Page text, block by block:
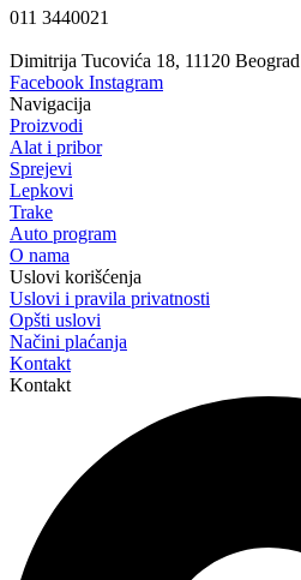
011 3440021
Dimitrija Tucovića 18, 11120 Beograd
Facebook Instagram
Navigacija
Proizvodi
Alat i pribor
Sprejevi
Lepkovi
Trake
Auto program
O nama
Uslovi korišćenja
Uslovi i pravila privatnosti
Opšti uslovi
Načini plaćanja
Kontakt
Kontakt